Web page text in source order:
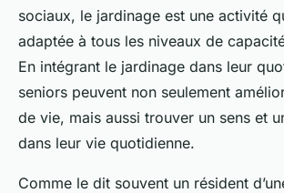
sociaux, le jardinage est une activité
adaptée à tous les niveaux de
En intégrant le jardinage dans leur
seniors peuvent non seulement
de vie, mais aussi trouver un sens et
dans leur vie quotidienne.
Comme le dit souvent un résident